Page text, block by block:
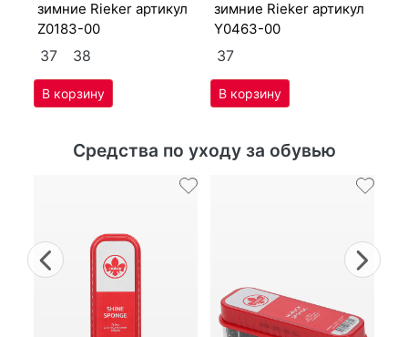
зим­ние Ri­eker артикул
Z0183-00
37 38
зим­ние Ri­eker артикул
Y0463-00
37
Средства по уходу за обувью
Previous